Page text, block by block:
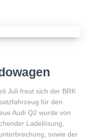
Juli freut sich der BRK
für den
Audi Q2 wurde von
Ladelösung,
sowie der